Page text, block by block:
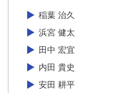
稲葉 治久
浜宮 健太
田中 宏宜
内田 貴史
安田 耕平